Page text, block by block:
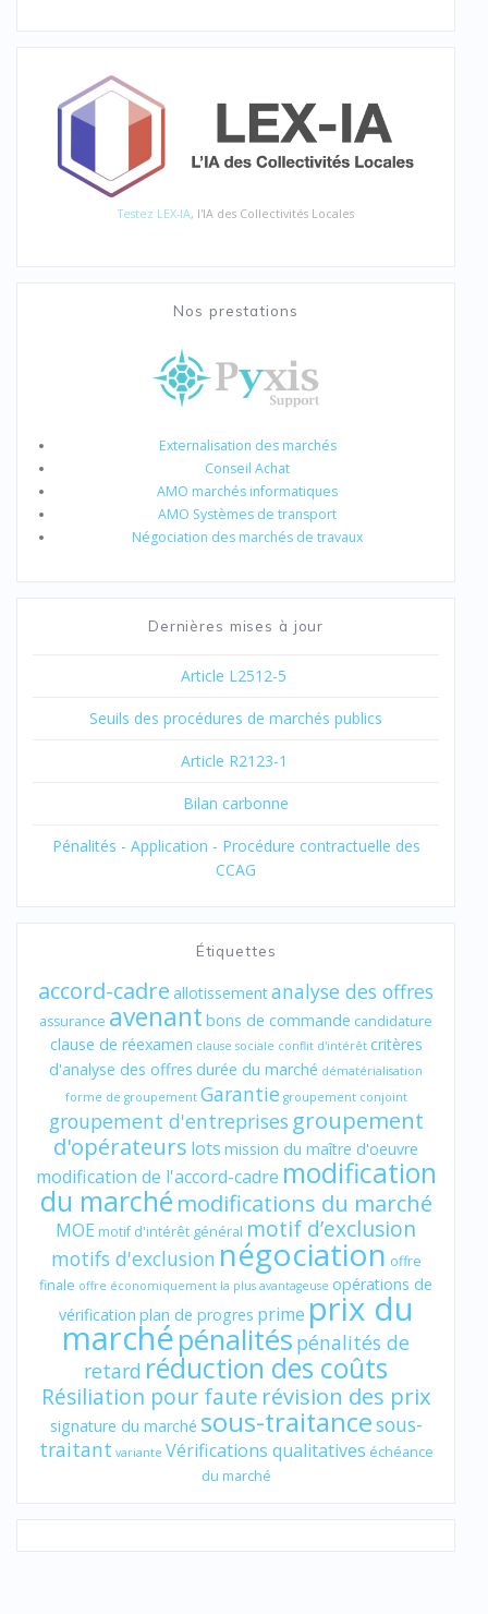
Testez LEX-IA, l'IA des Collectivités Locales
Nos prestations
Externalisation des marchés
Conseil Achat
AMO marchés informatiques
AMO Systèmes de transport
Négociation des marchés de travaux
Dernières mises à jour
Article L2512-5
Seuils des procédures de marchés publics
Article R2123-1
Bilan carbonne
Pénalités - Application - Procédure contractuelle des
CCAG
Étiquettes
accord-cadre allotissementanalyse des offres
assurance avenant bons de commande candidature
clause de réexamen clause sociale conflit d'intérêt critères
d'analyse des offres durée du marché dématérialisation
forme de groupement Garantie groupement conjoint
groupement d'entreprises groupement
d'opérateurs lots mission du maître d'oeuvre
modification de l'accord-cadre modification
du marché modifications du marché
MOE motif d'intérêt général motif d’exclusion
motifs d'exclusion négociation offre
finale offre économiquement la plus avantageuse opérations de
vérification plan de progres prime prix du
marchépénalités pénalités de
retard réduction des coûts
Résiliation pour faute révision des prix
signature du marché sous-traitancesous-
traitant variante Vérifications qualitatives échéance
du marché